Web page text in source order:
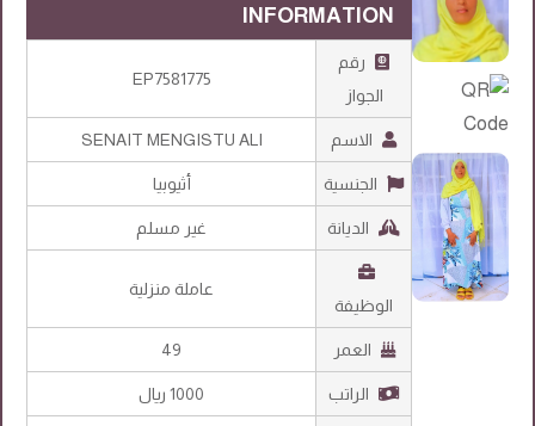
INFORMATION
رقم
الجواز
EP7581775
الاسم SENAIT MENGISTU ALI
الجنسية أثيوبيا
الديانة غير مسلم
الوظيفة
عاملة منزلية
العمر 49
الراتب 1000 ريال